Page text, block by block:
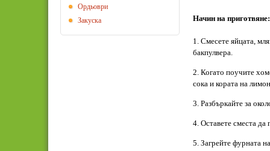
Начин на приготвяне:
1. Смесете яйцата,
бакпулвера.
2. Когато поучите
сока и кората на
3. Разбъркайте за
4. Оставете сместа да
5. Загрейте фурната
Ордьоври
Закуска